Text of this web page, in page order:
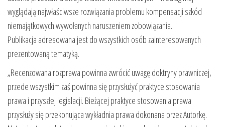
wyglądają najwłaściwsze rozwiązania problemu kompensacji szkód
niemajątkowych wywołanych naruszeniem zobowiązania.
Publikacja adresowana jest do wszystkich osób zainteresowanych
prezentowaną tematyką.
„Recenzowana rozprawa powinna zwrócić uwagę doktryny prawniczej,
przede wszystkim zaś powinna się przysłużyć praktyce stosowania
prawa i przyszłej legislacji. Bieżącej praktyce stosowania prawa
przysłuży się przekonująca wykładnia prawa dokonana przez Autorkę.